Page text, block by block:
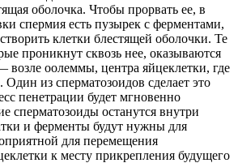
оболочка. Чтобы прорвать ее, в
спермия есть пузырек с ферментами,
клетки блестящей оболочки. Те
проникнут сквозь нее, оказываются
возле оолеммы, центра яйцеклетки, где
Один из сперматозоидов сделает это
пенетрации будет мгновенно
сперматозоиды останутся внутри
и ферменты будут нужны для
для перемещения
к месту прикрепления будущего